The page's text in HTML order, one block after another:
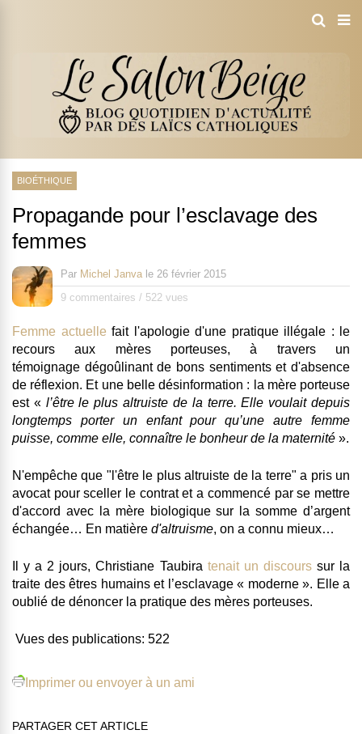
BIOÉTHIQUE
Propagande pour l’esclavage des
femmes
Par Michel Janva le 26 février 2015
9 commentaires / 522 vues
Femme actuelle fait l'apologie d'une pratique illégale : le
recours aux mères porteuses, à travers un
témoignage dégoûlinant de bons sentiments et d'absence
de réflexion. Et une belle désinformation : la mère porteuse
est «l’être le plus altruiste de la terre. Elle voulait depuis
longtemps porter un enfant pour qu’une autre femme
puisse, comme elle, connaître le bonheur de la maternité ».
N'empêche que "l'être le plus altruiste de la terre" a pris un
avocat pour sceller le contrat et a commencé par se mettre
d'accord avec la mère biologique sur la somme d’argent
échangée… En matière d'altruisme, on a connu mieux…
Il y a 2 jours, Christiane Taubira tenait un discourssur la
traite des êtres humains et l’esclavage « moderne ». Elle a
oublié de dénoncer la pratique des mères porteuses.
Vues des publications: 522
Imprimer ou envoyer à un ami
PARTAGER CET ARTICLE